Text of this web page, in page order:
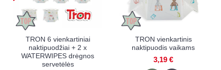
TRON 6 vienkartiniai
naktipuodžiai + 2 x
WATERWIPES drėgnos
servetėlės
TRON vienkartinis
naktipuodis vaikams
3,19 €